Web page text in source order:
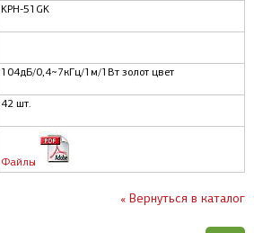
KPH-51GK
104дБ/0,4~7кГц/1м/1Вт золот цвет
42 шт.
Файлы
« Вернуться в каталог